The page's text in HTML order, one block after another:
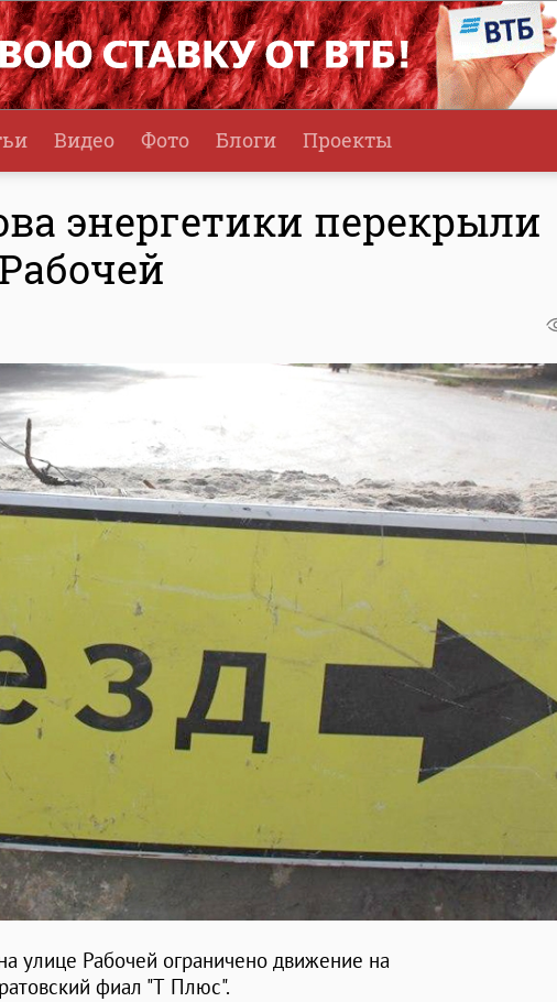
Видео Фото Блоги Проекты
энергетики перекрыли
улице Рабочей ограничено движение на
фиал "Т Плюс".